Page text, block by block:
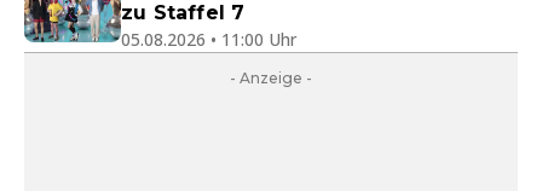
zu Staffel 7
05.08.2026 • 11:00 Uhr
- Anzeige -